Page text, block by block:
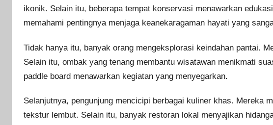
ikonik. Selain itu, beberapa tempat konservasi menawarkan
memahami pentingnya menjaga keanekaragaman hayati yang
Tidak hanya itu, banyak orang mengeksplorasi keindahan pantai.
Selain itu, ombak yang tenang membantu wisatawan menikmati
paddle board menawarkan kegiatan yang menyegarkan.
Selanjutnya, pengunjung mencicipi berbagai kuliner khas. Mereka
tekstur lembut. Selain itu, banyak restoran lokal menyajikan